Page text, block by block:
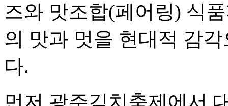
즈와 맛조합(페어링) 식
의 맛과 멋을 현대적 감
다.